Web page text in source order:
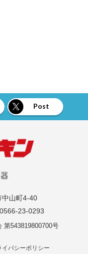
Post
山町4-40
23-0293
第543819800700号
イバシーポリシー